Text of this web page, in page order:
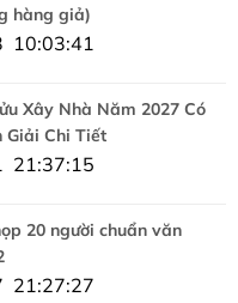
hàng giả)
10:03:41
Xây Nhà Năm 2027 Có
Giải Chi Tiết
21:37:15
20 người chuẩn văn
21:27:27